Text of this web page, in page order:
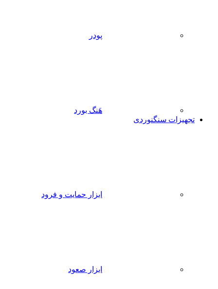
پودر
هَنگ بورد
تجهیزات سنگنوردی
ابزار حمایت و فرود
ابزار صعود